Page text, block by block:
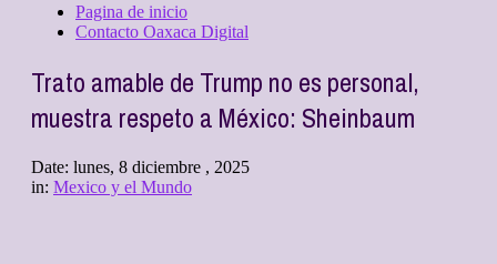
Pagina de inicio
Contacto Oaxaca Digital
Trato amable de Trump no es personal,
muestra respeto a México: Sheinbaum
Date: lunes, 8 diciembre , 2025
in: Mexico y el Mundo